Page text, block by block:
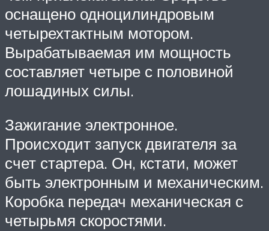
оснащено одноцилиндровым
четырехтактным мотором.
Вырабатываемая им мощность
составляет четыре с половиной
лошадиных силы.
Зажигание электронное.
Происходит запуск двигателя за
счет стартера. Он, кстати, может
быть электронным и механическим.
Коробка передач механическая с
четырьмя скоростями.